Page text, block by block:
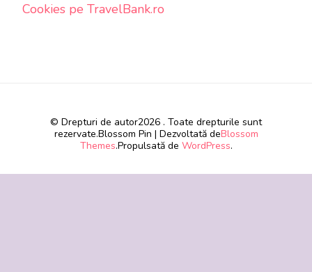
Cookies pe TravelBank.ro
© Drepturi de autor2026 . Toate drepturile sunt
rezervate.Blossom Pin | Dezvoltată deBlossom
Themes.Propulsată de WordPress.